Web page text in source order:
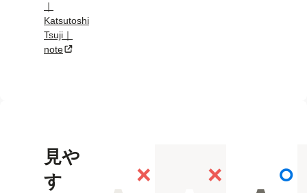
｜
Katsutoshi
Tsuji｜
note新規タブまたはウィンドウで開く
見や
す